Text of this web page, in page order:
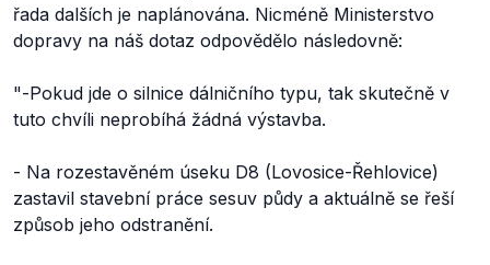
řada dalších je naplánována. Nicméně Ministerstvo
dopravy na náš dotaz odpovědělo následovně:
"-Pokud jde o silnice dálničního typu, tak skutečně v
tuto chvíli neprobíhá žádná výstavba.
- Na rozestavěném úseku D8 (Lovosice-Řehlovice)
zastavil stavební práce sesuv půdy a aktuálně se řeší
způsob jeho odstranění.